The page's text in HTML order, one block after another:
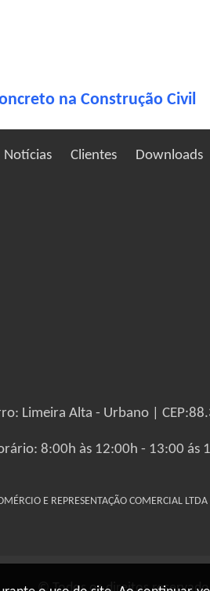
na Construção Civil
Notícias Clientes Downloads
Limeira Alta - Urbano |
8:00h às 12:00h - 13:00 ás
E REPRESENTAÇÃO COMERCIAL LTDA